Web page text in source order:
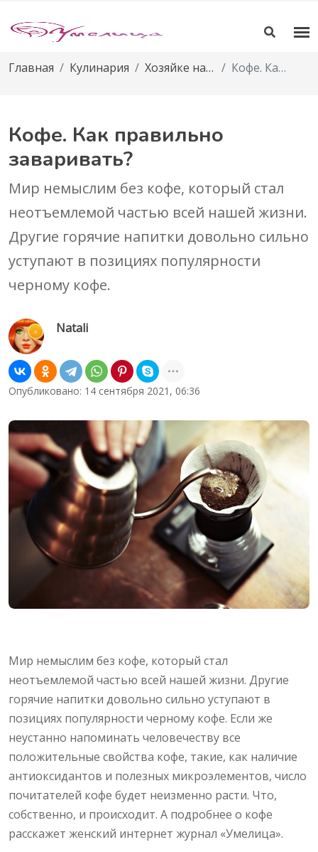
Главная Кулинария Хозяйке на заметку Кофе. Как правильно заваривать?
Кофе. Как правильно
заваривать?
Мир немыслим без кофе, который стал
неотъемлемой частью всей нашей жизни.
Другие горячие напитки довольно сильно
уступают в позициях популярности
черному кофе.
Natali
Опубликовано: 14 сентября 2021, 06:36
Мир немыслим без кофе, который стал
неотъемлемой частью всей нашей жизни. Другие
горячие напитки довольно сильно уступают в
позициях популярности черному кофе. Если же
неустанно напоминать человечеству все
положительные свойства кофе, такие, как наличие
антиоксидантов и полезных микроэлементов, число
почитателей кофе будет неизменно расти. Что,
собственно, и происходит. А подробнее о кофе
расскажет женский интернет журнал «Умелица».